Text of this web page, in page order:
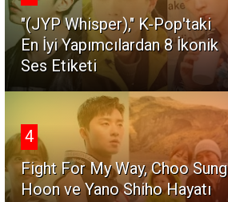
"(JYP Whisper)," K-Pop'taki
En İyi Yapımcılardan 8 İkonik
Ses Etiketi
4
Fight For My Way, Choo Sung
Hoon ve Yano Shiho Hayatı